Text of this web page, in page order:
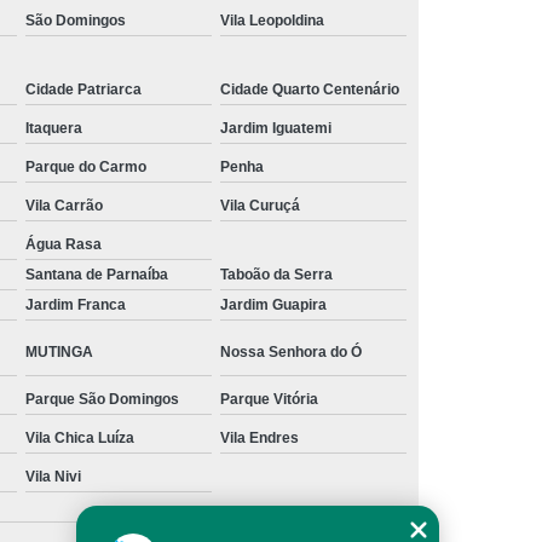
Manutenção para Piscina em Casa
Limpeza de Piscina Muito Suja
Limpeza de Piscina por Ionização
sem Cloro
Limpeza de Piscina Verde
Filtro Piscina
Piscina
Manutenção de Piscina
em Piscina
Manutenção para Piscina
Piscina Vinil
Piscinas Manutenção
Manutenção de Bomba de Piscina
Manutenção de Motor de Piscina
Manutenção em Filtro de Piscina
São Domingos Vila Leopoldina
Cidade Patriarca Cidade Quarto Centenário
Itaquera Jardim Iguatemi
Parque do Carmo Penha
Vila Carrão Vila Curuçá
Água Rasa
Santana de Parnaíba
Taboão da Serra
Jardim Franca Jardim Guapira
MUTINGA Nossa Senhora do Ó
Parque São Domingos Parque Vitória
Vila Chica Luíza Vila Endres
Vila Nivi